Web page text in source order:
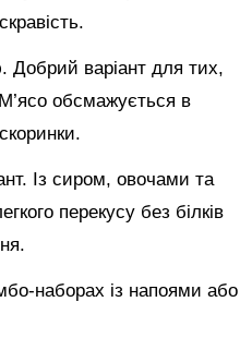
Добрий варіант для тих,
обсмажується в
Із сиром, овочами та
перекусу без білків
наборах із напоями або